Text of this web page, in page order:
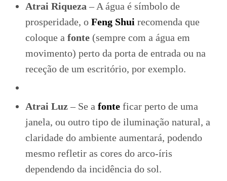
Atrai Riqueza– A água é símbolo de
prosperidade, o Feng Shui recomenda que
coloque a fonte (sempre com a água em
movimento) perto da porta de entrada ou na
receção de um escritório, por exemplo.
Atrai Luz– Se a fonte ficar perto de uma
janela, ou outro tipo de iluminação natural, a
claridade do ambiente aumentará, podendo
mesmo refletir as cores do arco-íris
dependendo da incidência do sol.